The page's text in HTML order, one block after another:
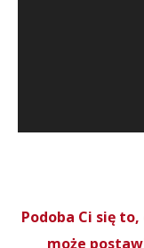
Podoba Ci się
może